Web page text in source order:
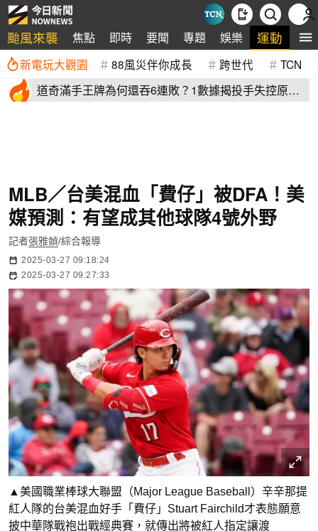
颱風來襲 焦點 即時 要聞 專題 娛樂 運動 全
新電玩大觀園 88風災伴你成長 跨世代 TCN
道奇滿手王牌為何還吞6連敗？1數據揭投手失控原
MLB／台美混血「費仔」被DFA！美
媒預測：有望成其他球隊4號外野
記者張雅媜/綜合報導
2025-03-27 09:18:24
2025-03-27 09:27:33
▲美國職業棒球大聯盟（Major League Baseball）辛辛那提
紅人隊的台美混血好手「費仔」Stuart Fairchild才表態願意
披中華隊戰袍出戰經典賽，就傳出將被紅人指定讓渡